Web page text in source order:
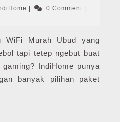
Murah
IndiHome
| 0 Comment |
WiFi Murah Ubud yang
tapi tetep ngebut buat
IndiHome punya
banyak pilihan paket